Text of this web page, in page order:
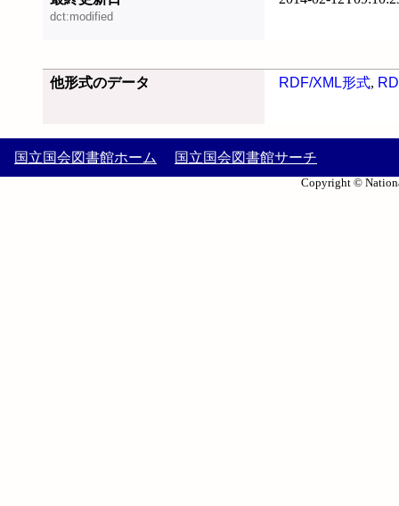
dct:modified
他形式のデータ RDF/XML形式,
国立国会図書館ホーム 国立国会図書館サーチ
Copyright ©